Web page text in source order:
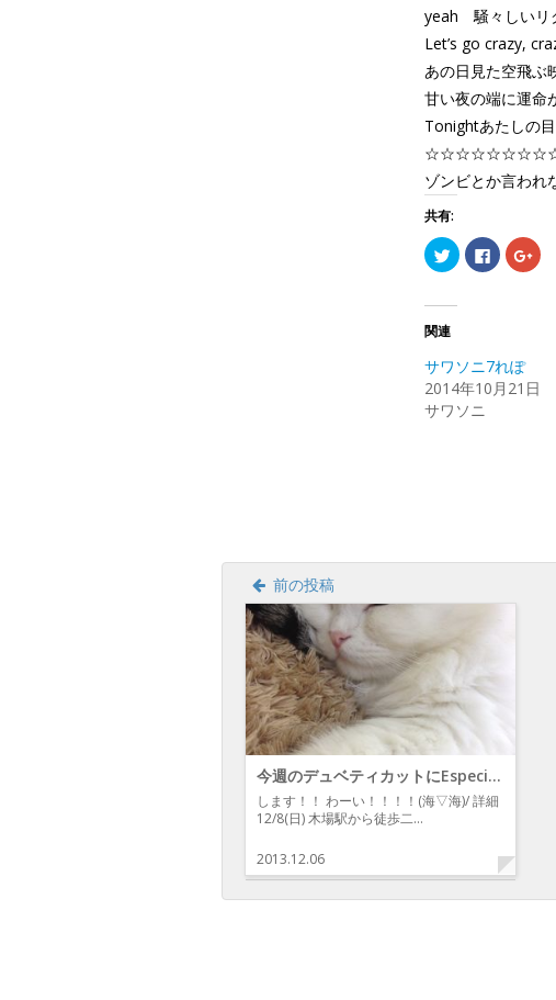
yeah 騒々しいリ
Let’s go crazy,
あの日見た空飛ぶ
甘い夜の端に運命
Tonightあたしの
ゾンビとか言わ
共有:
ク
リ
し
有
(新
し
い
ウ
Facebook
で
ク
リ
ッ
ク
ド
開
ク
リ
(新
し
関連
サワソニ7れぽ
2014年10月21日
サワソニ
前の投稿
今週のデュベティカットにEspeciaさん来たり。
します！！ わーい！！！！(海▽海)/ 詳細
12/8(日) 木場駅から徒歩二…
2013.12.06